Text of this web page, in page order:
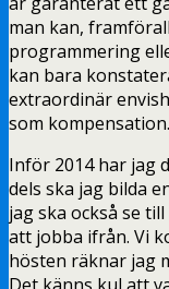
man kan,
programmering
kan bara
extraordinär
som kompensation.
Inför 2014 har jag
dels ska jag bilda
jag ska också se
att jobba ifrån. Vi
hösten räknar jag